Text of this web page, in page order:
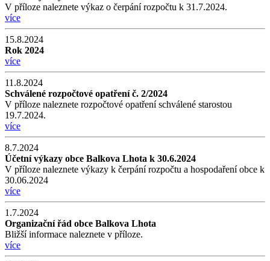
V příloze naleznete výkaz o čerpání rozpočtu k 31.7.2024.
více
15.8.2024
Rok 2024
více
11.8.2024
Schválené rozpočtové opatření č. 2/2024
V příloze naleznete rozpočtové opatření schválené starostou
19.7.2024.
více
8.7.2024
Účetní výkazy obce Balkova Lhota k 30.6.2024
V příloze naleznete výkazy k čerpání rozpočtu a hospodaření obce k
30.06.2024
více
1.7.2024
Organizační řád obce Balkova Lhota
Bližší informace naleznete v příloze.
více